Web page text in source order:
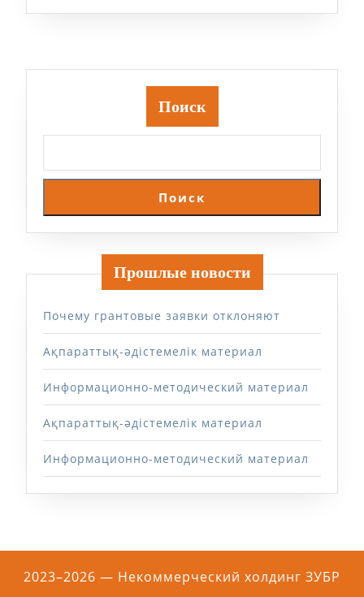
Поиск
Поиск
Прошлые новости
Почему грантовые заявки отклоняют
Ақпараттық-әдістемелік материал
Информационно-методический материал
Ақпараттық-әдістемелік материал
Информационно-методический материал
2023–2026 — Некоммерческий холдинг ЗУБР